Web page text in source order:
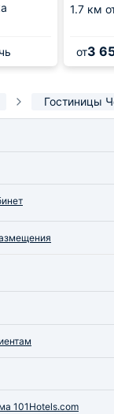
1.7 км
от3
Гостиницы
101Hotels.com